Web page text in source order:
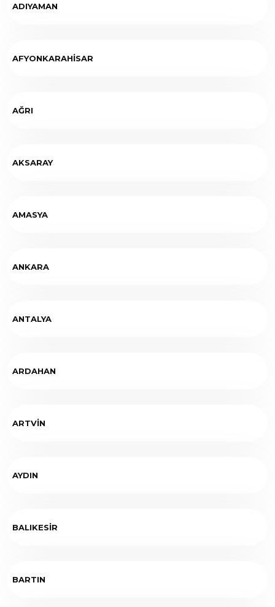
ADIYAMAN
AFYONKARAHİSAR
AĞRI
AKSARAY
AMASYA
ANKARA
ANTALYA
ARDAHAN
ARTVİN
AYDIN
BALIKESİR
BARTIN